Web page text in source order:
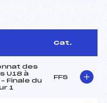
Cat.
des
U18 à
Finale du
1
FFS